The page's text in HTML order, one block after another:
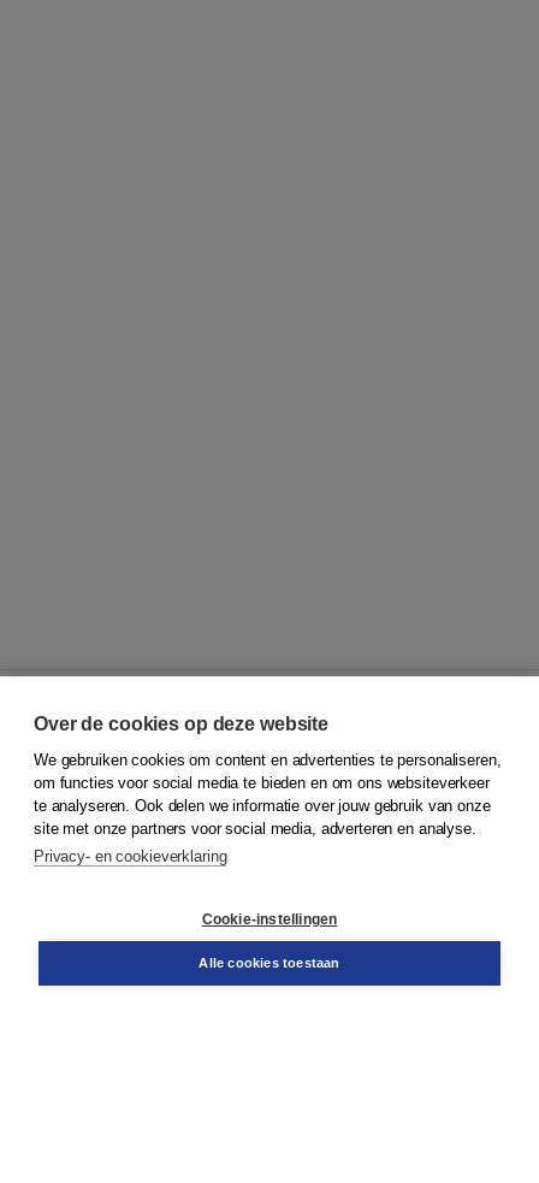
© 2026Koninklijke Boom uitgevers
Klantenservice
Service & informatie
Contact
Over de cookies op deze website
We gebruiken cookies om content en advertenties te personaliseren,
om functies voor social media te bieden en om ons websiteverkeer
te analyseren. Ook delen we informatie over jouw gebruik van onze
site met onze partners voor social media, adverteren en analyse.
Privacy- en cookieverklaring
Cookie-instellingen
Alle cookies toestaan